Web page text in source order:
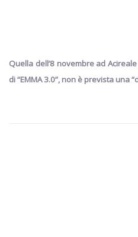
Quella dell’8 novembre ad
di “EMMA 3.0”, non è prevista una